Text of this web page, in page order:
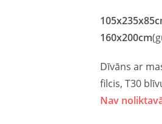
160x200cm
Dīvāns ar
filcis, T30
Nav